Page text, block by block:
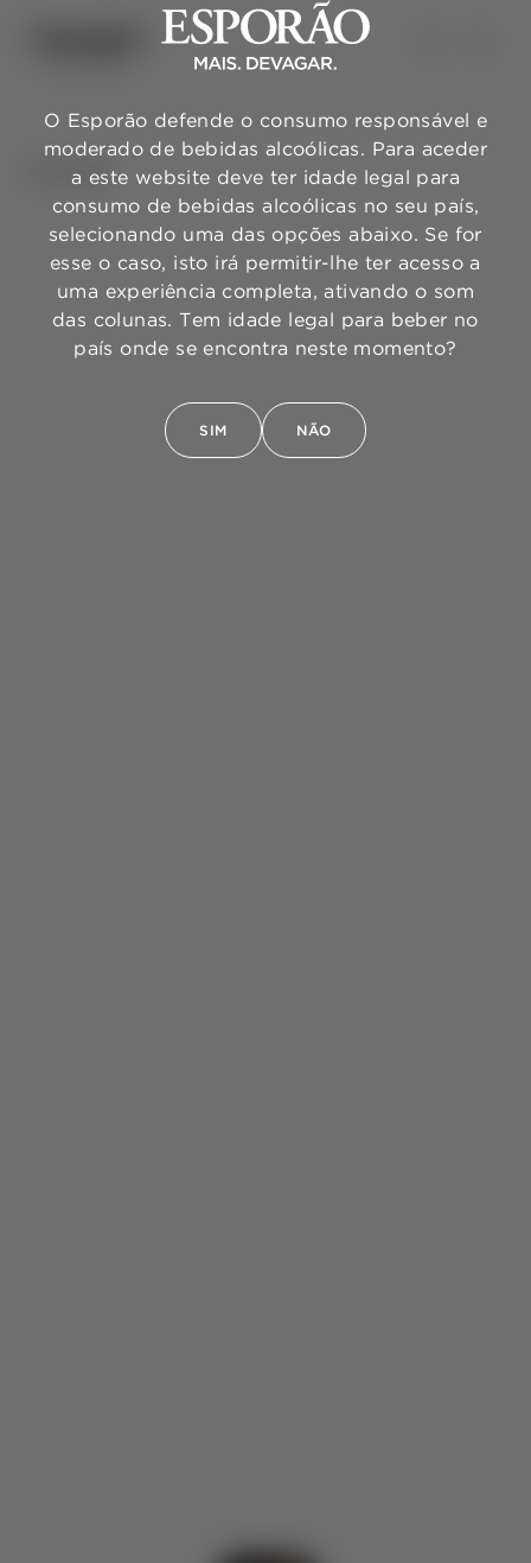
VOLTAR
O Esporão defende o consumo responsável e
moderado de bebidas alcoólicas. Para aceder
a este website deve ter idade legal para
consumo de bebidas alcoólicas no seu país,
selecionando uma das opções abaixo. Se for
esse o caso, isto irá permitir-lhe ter acesso a
uma experiência completa, ativando o som
das colunas. Tem idade legal para beber no
país onde se encontra neste momento?
SIM NÃO